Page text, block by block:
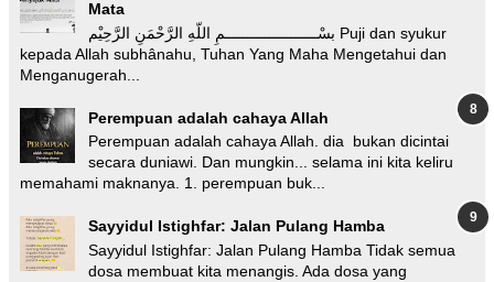
Mata
بسْـــــــــــــــــــــمِ اللّهِ الرَّحْمَنِ الرَّحِيْم Puji dan syukur
kepada Allah subhânahu, Tuhan Yang Maha Mengetahui dan
Menganugerah...
Perempuan adalah cahaya Allah
Perempuan adalah cahaya Allah. dia bukan dicintai
secara duniawi. Dan mungkin... selama ini kita keliru
memahami maknanya. 1. perempuan buk...
Sayyidul Istighfar: Jalan Pulang Hamba
Sayyidul Istighfar: Jalan Pulang Hamba Tidak semua
dosa membuat kita menangis. Ada dosa yang